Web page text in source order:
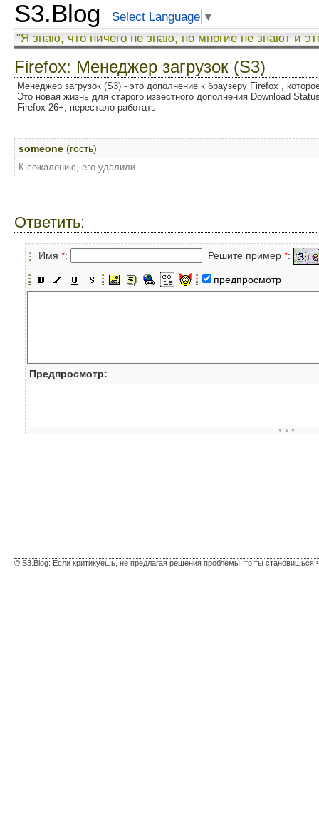
S3.Blog Select Language ▼
"Я знаю, что ничего не знаю, но многие не знают и
Firefox: Менеджер загрузок (S3)
Менеджер загрузок (S3) - это дополнение к браузеру Firefox ,
Это новая жизнь для старого известного дополнения Download
Firefox 26+, перестало работать
someone (гость)
К сожалению, его удалили.
Ответить:
Имя *: Решите пример *:
предпросмотр
Предпросмотр:
▼▲▼
© S3.Blog: Если критикуешь, не предлагая решения проблемы, то ты становишься